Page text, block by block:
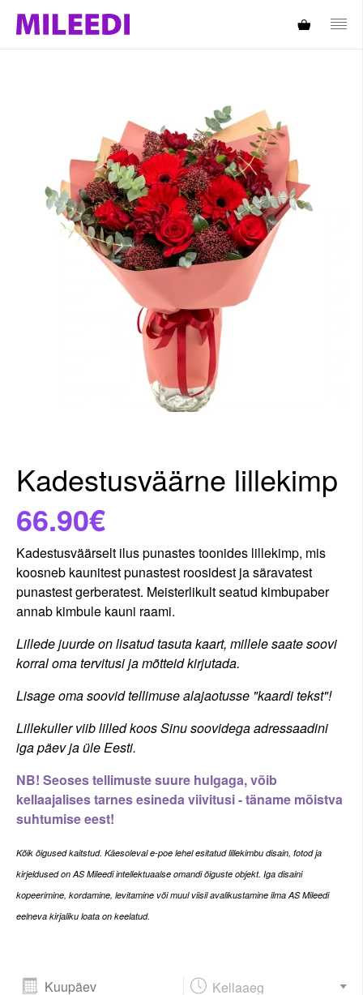
Kadestusväärne lillekimp
66.90€
Kadestusväärselt ilus punastes toonides lillekimp, mis
koosneb kaunitest punastest roosidest ja säravatest
punastest gerberatest. Meisterlikult seatud kimbupaber
annab kimbule kauni raami.
Lillede juurde on lisatud tasuta kaart, millele saate soovi
korral oma tervitusi ja mõtteid kirjutada.
Lisage oma soovid tellimuse alajaotusse "kaardi tekst"!
Lillekuller viib lilled koos Sinu soovidega adressaadini
iga päev ja üle Eesti.
NB! Seoses tellimuste suure hulgaga, võib
kellaajalises tarnes esineda viivitusi - täname mõistva
suhtumise eest!
Kõik õigused kaitstud. Käesoleval e-poe lehel esitatud lillekimbu disain, fotod ja
kirjeldused on AS Mileedi intellektuaalse omandi õiguste objekt. Iga disaini
kopeerimine, kordamine, levitamine või muul viisil avalikustamine ilma AS Mileedi
eelneva kirjaliku loata on keelatud.